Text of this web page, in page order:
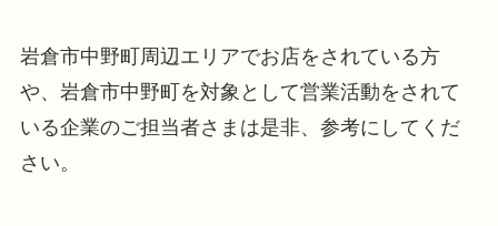
岩倉市中野町周辺エリアでお店をされている方
や、岩倉市中野町を対象として営業活動をされて
いる企業のご担当者さまは是非、参考にしてくだ
さい。